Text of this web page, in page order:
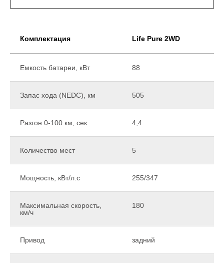
Комплектация Life Pure 2WD
Емкость батареи, кВт 88
Запас хода (NEDC), км 505
Разгон 0-100 км, сек 4,4
Количество мест 5
Мощность, кВт/л.с 255/347
Максимальная скорость,
км/ч
180
Привод задний